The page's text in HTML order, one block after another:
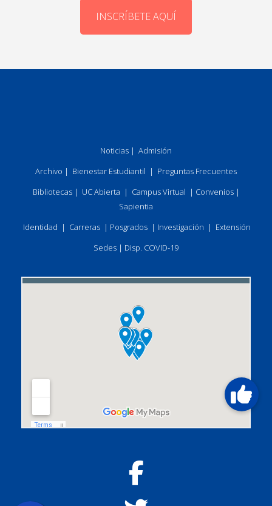
INSCRÍBETE AQUÍ
Noticias | Admisión
Archivo | Bienestar Estudiantil | Preguntas Frecuentes
Bibliotecas| UC Abierta | Campus Virtual | Convenios|
Sapientia
Identidad | Carreras | Posgrados | Investigación | Extensión
Sedes | Disp. COVID-19